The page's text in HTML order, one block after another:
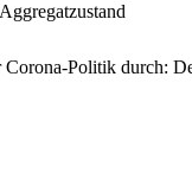
Politik durch: